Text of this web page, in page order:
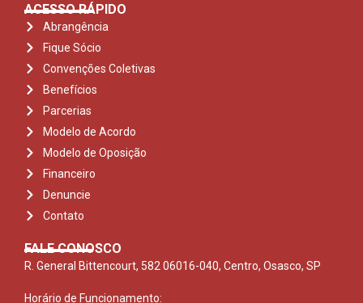
ACESSO RÁPIDO
Abrangência
Fique Sócio
Convenções Coletivas
Benefícios
Parcerias
Modelo de Acordo
Modelo de Oposição
Financeiro
Denuncie
Contato
FALE CONOSCO
R. General Bittencourt, 582 06016-040, Centro, Osasco, SP
Horário de Funcionamento: